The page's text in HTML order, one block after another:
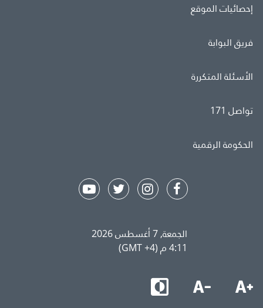
إحصائيات الموقع
فريق البوابة
الأسئلة المتكررة
تواصل 171
الحكومة الرقمية
الجمعة, 7 أغسطس 2026
4:11 م (GMT +4)